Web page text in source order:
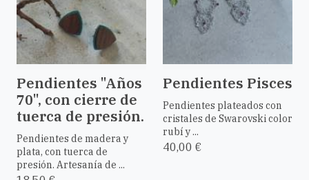
Pendientes "Años
70", con cierre de
tuerca de presión.
Pendientes de madera y
plata, con tuerca de
presión. Artesanía de ...
Pendientes Pisces
Pendientes plateados con
cristales de Swarovski color
rubí y ...
40,00 €